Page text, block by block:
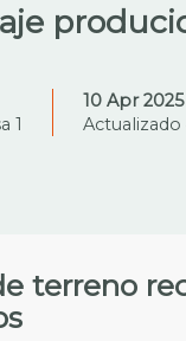
1
10 Apr 2025
Actualizado
terreno